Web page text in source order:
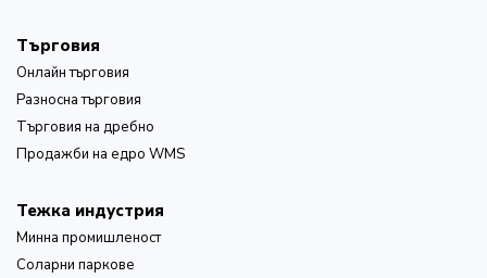
Търговия
Онлайн търговия
Разносна търговия
Търговия на дребно
Продажби на едро WMS
Тежка индустрия
Минна промишленост
Соларни паркове